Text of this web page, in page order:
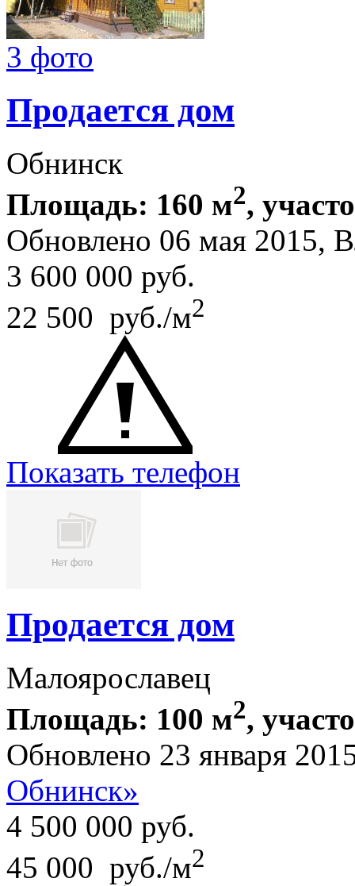
3 фото
Продается дом
Обнинск
Площадь: 160 м2,
Обновлено 06 мая 2015,
3 600 000 руб.
22 500 руб./м2
Показать телефон
Продается дом
Малоярославец
Площадь: 100 м2,
Обновлено 23 января
Обнинск»
4 500 000 руб.
45 000 руб./м2